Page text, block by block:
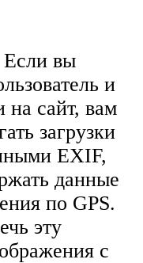
Если вы
и
на сайт, вам
загрузки
EXIF,
данные
по GPS.
эту
с